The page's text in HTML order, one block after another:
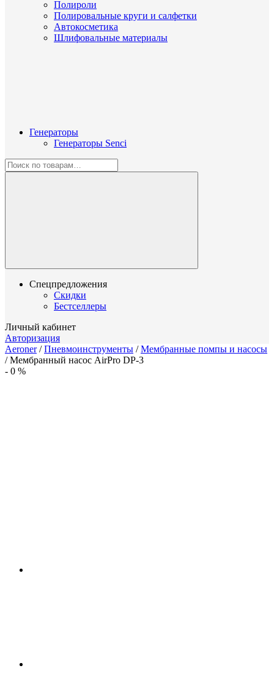
Полироли
Полировальные круги и салфетки
Автокосметика
Шлифовальные материалы
Генераторы
Генераторы Senci
Спецпредложения
Скидки
Бестселлеры
Личный кабинет
Авторизация
Aeroner/Пневмоинструменты /Мембранные помпы и насосы
/Мембранный насос AirPro DP-3
- 0 %